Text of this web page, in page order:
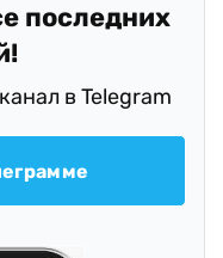
последних
в Telegram